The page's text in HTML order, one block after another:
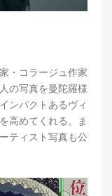
・コラージュ作家
の写真を曼陀羅様
ンパクトあるヴィ
高めてくれる。ま
ティスト写真も公